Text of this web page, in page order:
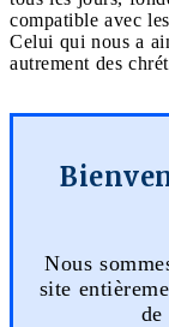
compatible avec
Celui qui nous a
autrement des
Nous
site
de